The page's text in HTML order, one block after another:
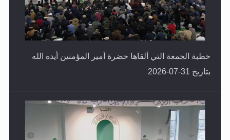
خطبة الجمعة التي ألقاها حضرة أمير المؤمنين أيده الله
بتاريخ 31-07-2026